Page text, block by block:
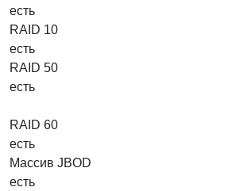
есть
RAID 10
есть
RAID 50
есть
RAID 60
есть
Массив JBOD
есть